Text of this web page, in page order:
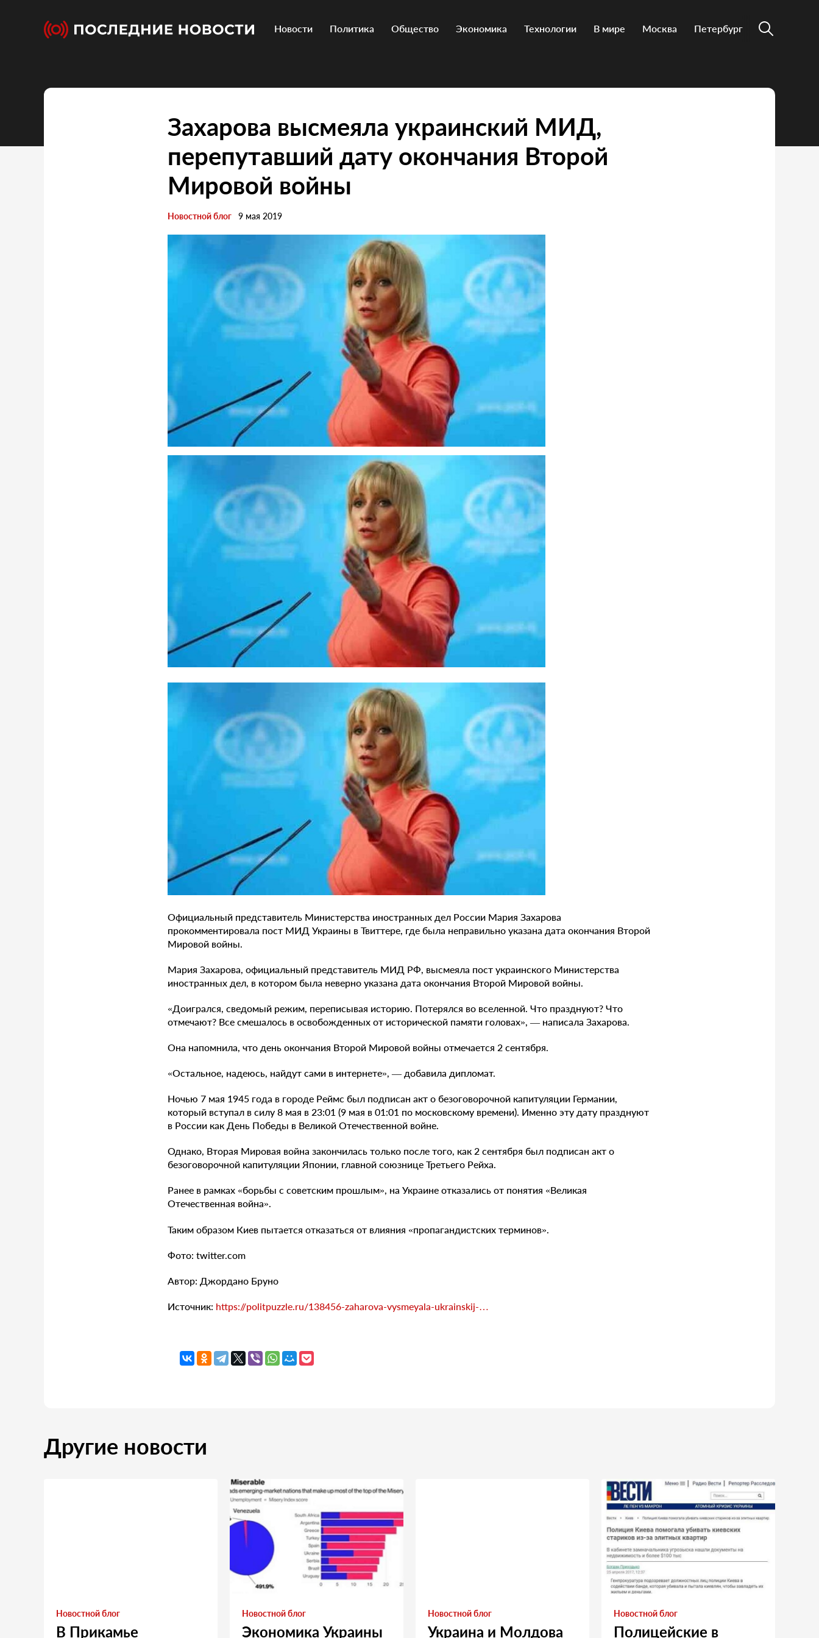
Новости Политика Общество Экономика Технологии В мире Москва Петербург
Захарова высмеяла украинский МИД,
перепутавший дату окончания Второй
Мировой войны
Новостной блог 9 мая 2019
Официальный представитель Министерства иностранных дел России Мария Захарова
прокомментировала пост МИД Украины в Твиттере, где была неправильно указана дата окончания Второй
Мировой войны.
Мария Захарова, официальный представитель МИД РФ, высмеяла пост украинского Министерства
иностранных дел, в котором была неверно указана дата окончания Второй Мировой войны.
«Доигрался, сведомый режим, переписывая историю. Потерялся во вселенной. Что празднуют? Что
отмечают? Все смешалось в освобожденных от исторической памяти головах», — написала Захарова.
Она напомнила, что день окончания Второй Мировой войны отмечается 2 сентября.
«Остальное, надеюсь, найдут сами в интернете», — добавила дипломат.
Ночью 7 мая 1945 года в городе Реймс был подписан акт о безоговорочной капитуляции Германии,
который вступал в силу 8 мая в 23:01 (9 мая в 01:01 по московскому времени). Именно эту дату празднуют
в России как День Победы в Великой Отечественной войне.
Однако, Вторая Мировая война закончилась только после того, как 2 сентября был подписан акт о
безоговорочной капитуляции Японии, главной союзнице Третьего Рейха.
Ранее в рамках «борьбы с советским прошлым», на Украине отказались от понятия «Великая
Отечественная война».
Таким образом Киев пытается отказаться от влияния «пропагандистских терминов».
Фото: twitter.com
Автор: Джордано Бруно
Источник: https://politpuzzle.ru/138456-zaharova-vysmeyala-ukrainskij-…
Другие новости
Новостной блог
В Прикамье
Новостной блог
Экономика Украины
Новостной блог
Украина и Молдова
Новостной блог
Полицейские в